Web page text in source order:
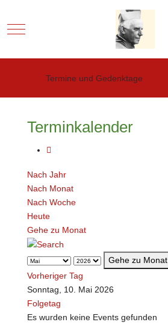
Mobile Menu Toggle
Termine und Gedenktage
Terminkalender
Nach Jahr
Nach Monat
Nach Woche
Heute
Gehe zu Monat
Gehe zu Monat
Vorheriger Tag
Sonntag, 10. Mai 2026
Folgetag
Es wurden keine Events gefunden